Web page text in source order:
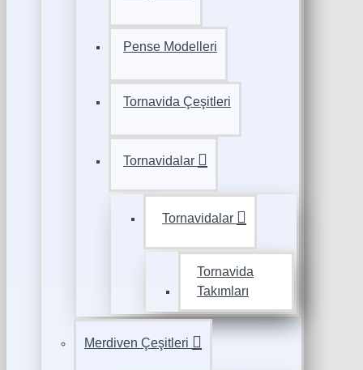
Pense Modelleri
Tornavida Çeşitleri
Tornavidalar
Tornavidalar
Tornavida
Takımları
Merdiven Çeşitleri